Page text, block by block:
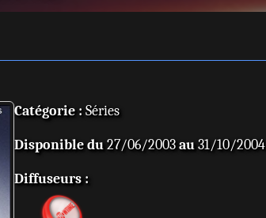
Catégorie : Séries
Disponible du27/06/2003au31/10/2004
Diffuseurs :